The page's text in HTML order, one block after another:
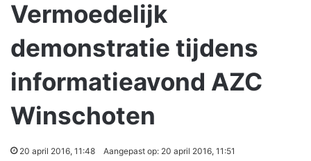
Vermoedelijk
demonstratie tijdens
informatieavond AZC
Winschoten
20 april 2016, 11:48 Aangepast op: 20 april 2016, 11:51